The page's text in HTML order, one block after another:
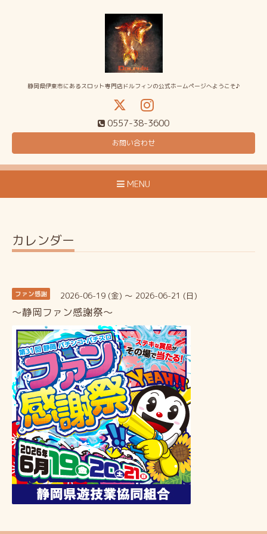
静岡県伊東市にあるスロット専門店ドルフィンの公式ホームページへようこそ♪
0557-38-3600
お問い合わせ
MENU
カレンダー
ファン感謝 2026-06-19 (金) ～ 2026-06-21 (日)
～静岡ファン感謝祭～